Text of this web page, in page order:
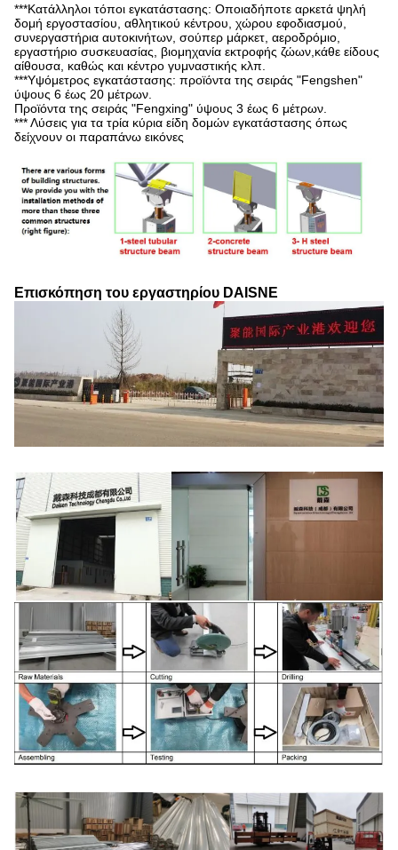
***Κατάλληλοι τόποι εγκατάστασης: Οποιαδήποτε αρκετά ψηλή
δομή εργοστασίου, αθλητικού κέντρου, χώρου εφοδιασμού,
συνεργαστήρια αυτοκινήτων, σούπερ μάρκετ, αεροδρόμιο,
εργαστήριο συσκευασίας, βιομηχανία εκτροφής ζώων,κάθε είδους
αίθουσα, καθώς και κέντρο γυμναστικής κλπ.
***Υψόμετρος εγκατάστασης: προϊόντα της σειράς "Fengshen"
ύψους 6 έως 20 μέτρων.
Προϊόντα της σειράς "Fengxing" ύψους 3 έως 6 μέτρων.
*** Λύσεις για τα τρία κύρια είδη δομών εγκατάστασης όπως
δείχνουν οι παραπάνω εικόνες
Επισκόπηση του εργαστηρίου DAISNE